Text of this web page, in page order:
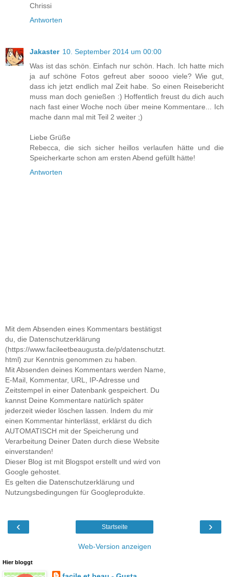
Chrissi
Antworten
Jakaster 10. September 2014 um 00:00
Was ist das schön. Einfach nur schön. Hach. Ich hatte mich
ja auf schöne Fotos gefreut aber soooo viele? Wie gut,
dass ich jetzt endlich mal Zeit habe. So einen Reisebericht
muss man doch genießen :) Hoffentlich freust du dich auch
nach fast einer Woche noch über meine Kommentare... Ich
mache dann mal mit Teil 2 weiter ;)
Liebe Grüße
Rebecca, die sich sicher heillos verlaufen hätte und die
Speicherkarte schon am ersten Abend gefüllt hätte!
Antworten
Mit dem Absenden eines Kommentars bestätigst
du, die Datenschutzerklärung
(https://www.facileetbeaugusta.de/p/datenschutzt.
html) zur Kenntnis genommen zu haben.
Mit Absenden deines Kommentars werden Name,
E-Mail, Kommentar, URL, IP-Adresse und
Zeitstempel in einer Datenbank gespeichert. Du
kannst Deine Kommentare natürlich später
jederzeit wieder löschen lassen. Indem du mir
einen Kommentar hinterlässt, erklärst du dich
AUTOMATISCH mit der Speicherung und
Verarbeitung Deiner Daten durch diese Website
einverstanden!
Dieser Blog ist mit Blogspot erstellt und wird von
Google gehostet.
Es gelten die Datenschutzerklärung und
Nutzungsbedingungen für Googleprodukte.
‹ ›
Startseite
Web-Version anzeigen
Hier bloggt